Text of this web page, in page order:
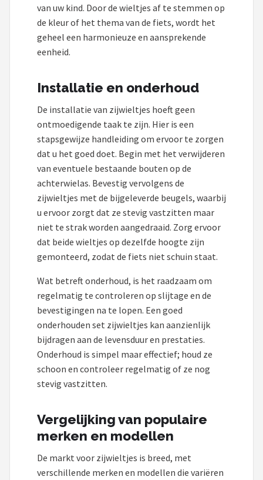
van uw kind. Door de wieltjes af te stemmen op
de kleur of het thema van de fiets, wordt het
geheel een harmonieuze en aansprekende
eenheid.
Installatie en onderhoud
De installatie van zijwieltjes hoeft geen
ontmoedigende taak te zijn. Hier is een
stapsgewijze handleiding om ervoor te zorgen
dat u het goed doet. Begin met het verwijderen
van eventuele bestaande bouten op de
achterwielas. Bevestig vervolgens de
zijwieltjes met de bijgeleverde beugels, waarbij
u ervoor zorgt dat ze stevig vastzitten maar
niet te strak worden aangedraaid. Zorg ervoor
dat beide wieltjes op dezelfde hoogte zijn
gemonteerd, zodat de fiets niet schuin staat.
Wat betreft onderhoud, is het raadzaam om
regelmatig te controleren op slijtage en de
bevestigingen na te lopen. Een goed
onderhouden set zijwieltjes kan aanzienlijk
bijdragen aan de levensduur en prestaties.
Onderhoud is simpel maar effectief; houd ze
schoon en controleer regelmatig of ze nog
stevig vastzitten.
Vergelijking van populaire
merken en modellen
De markt voor zijwieltjes is breed, met
verschillende merken en modellen die variëren